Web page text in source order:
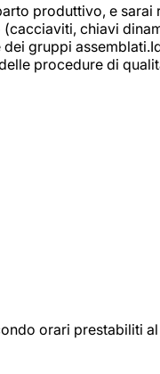
produttivo, e
chiavi
gruppi
procedure di
orari prestabiliti